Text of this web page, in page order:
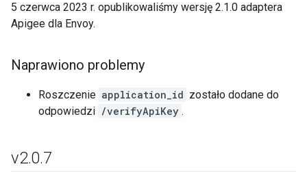
5 czerwca 2023 r. opublikowaliśmy wersję 2.1.0 adaptera
Apigee dla Envoy.
Naprawiono problemy
Roszczenie application_id zostało dodane do
odpowiedzi /verifyApiKey .
v2.0.7